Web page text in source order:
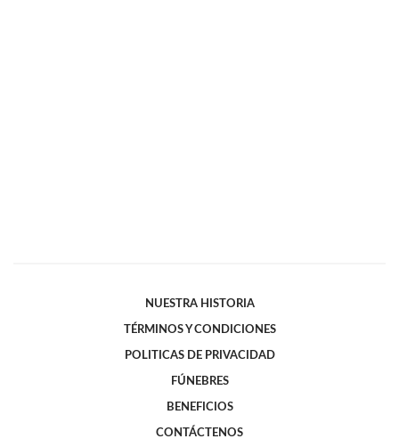
NUESTRA HISTORIA
TÉRMINOS Y CONDICIONES
POLITICAS DE PRIVACIDAD
FÚNEBRES
BENEFICIOS
CONTÁCTENOS